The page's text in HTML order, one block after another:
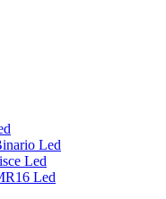
Led
Led
Led